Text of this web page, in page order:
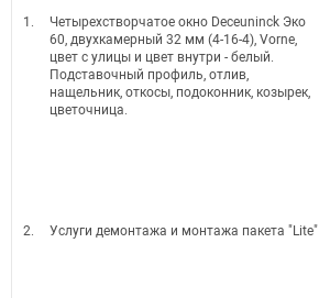
1.
Четырехстворчатое окно Deceuninck Эко
60, двухкамерный 32 мм (4-16-4), Vorne,
цвет с улицы и цвет внутри - белый.
Подставочный профиль, отлив,
нащельник, откосы, подоконник, козырек,
цветочница.
2. Услуги демонтажа и монтажа пакета "Lite"